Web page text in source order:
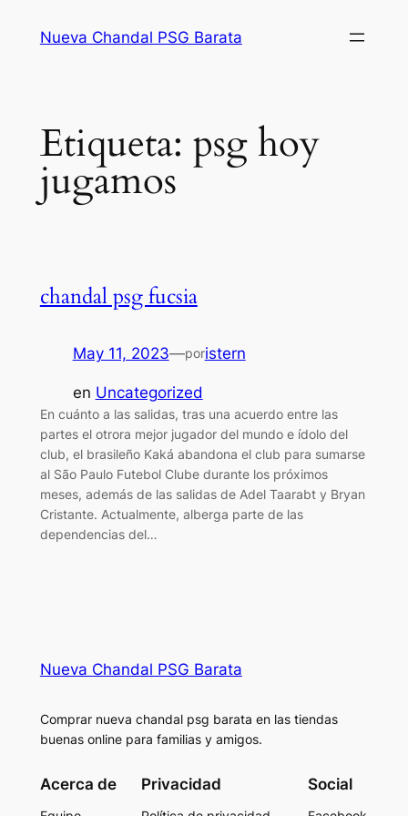
Nueva Chandal PSG Barata
Etiqueta: psg hoy
jugamos
chandal psg fucsia
May 11, 2023—poristern
en Uncategorized
En cuánto a las salidas, tras una acuerdo entre las
partes el otrora mejor jugador del mundo e ídolo del
club, el brasileño Kaká abandona el club para sumarse
al São Paulo Futebol Clube durante los próximos
meses, además de las salidas de Adel Taarabt y Bryan
Cristante. Actualmente, alberga parte de las
dependencias del…
Nueva Chandal PSG Barata
Comprar nueva chandal psg barata en las tiendas
buenas online para familias y amigos.
Acerca de Privacidad Social